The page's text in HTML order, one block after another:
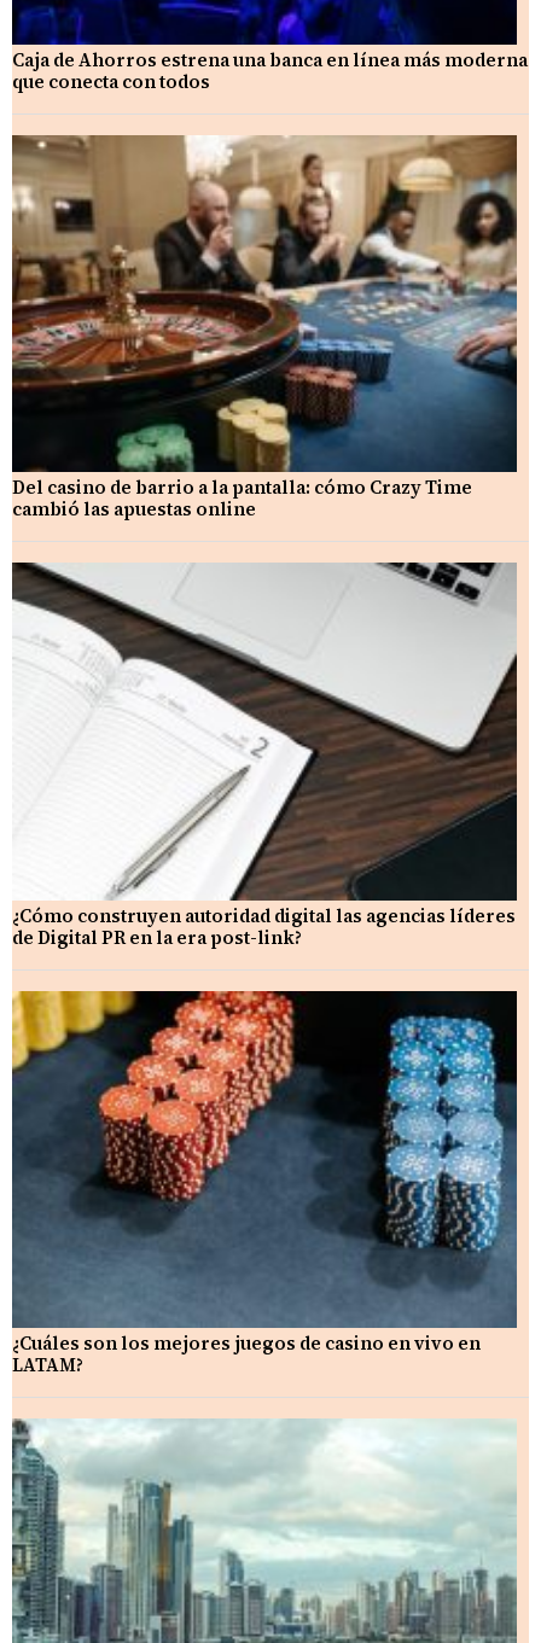
Caja de Ahorros estrena una banca en línea más moderna
que conecta con todos
Del casino de barrio a la pantalla: cómo Crazy Time
cambió las apuestas online
¿Cómo construyen autoridad digital las agencias líderes
de Digital PR en la era post-link?
¿Cuáles son los mejores juegos de casino en vivo en
LATAM?